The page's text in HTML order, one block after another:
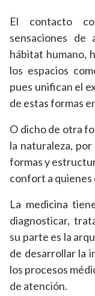
El contacto
sensaciones
hábitat humano,
los espacios
pues unifican el
de estas formas
O dicho de otra
la naturaleza,
formas y
confort a quienes
La medicina
diagnosticar,
su parte es la
de desarrollar la
los procesos
de atención.